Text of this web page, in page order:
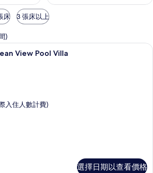
床 3 張床以上
)
One Bedroom Ocean View Pool Villa
View Pool Villa
入住人數計費)
選擇日期以查看價格